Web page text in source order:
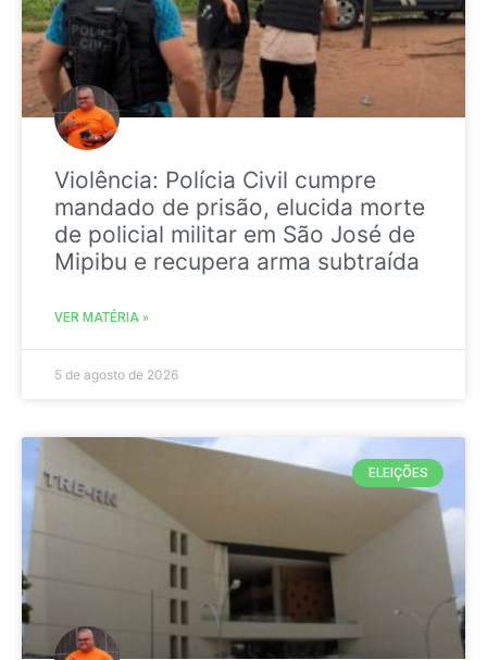
Violência: Polícia Civil cumpre
mandado de prisão, elucida morte
de policial militar em São José de
Mipibu e recupera arma subtraída
VER MATÉRIA »
5 de agosto de 2026
ELEIÇÕES